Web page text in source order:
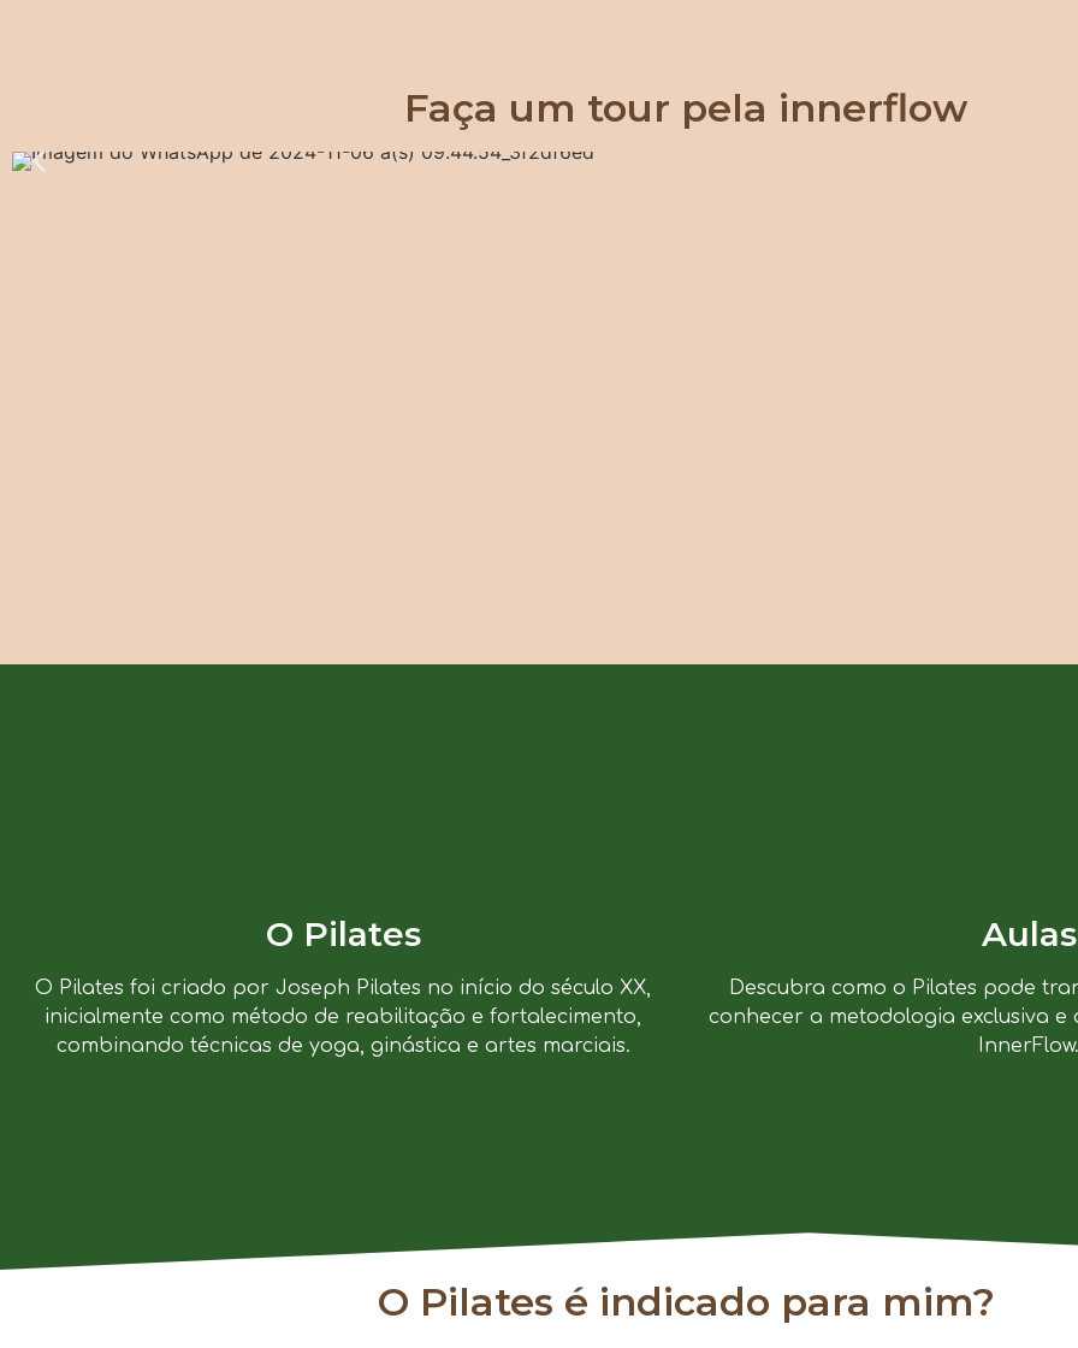
Faça um tour pela innerflow
O Pilates
O Pilates foi criado por Joseph Pilates no início do século XX,
inicialmente como método de reabilitação e fortalecimento,
combinando técnicas de yoga, ginástica e artes marciais.
Aulas
Descubra como o Pilates pode
conhecer a metodologia exclusiva e
InnerFlow.
O Pilates é indicado para mim?